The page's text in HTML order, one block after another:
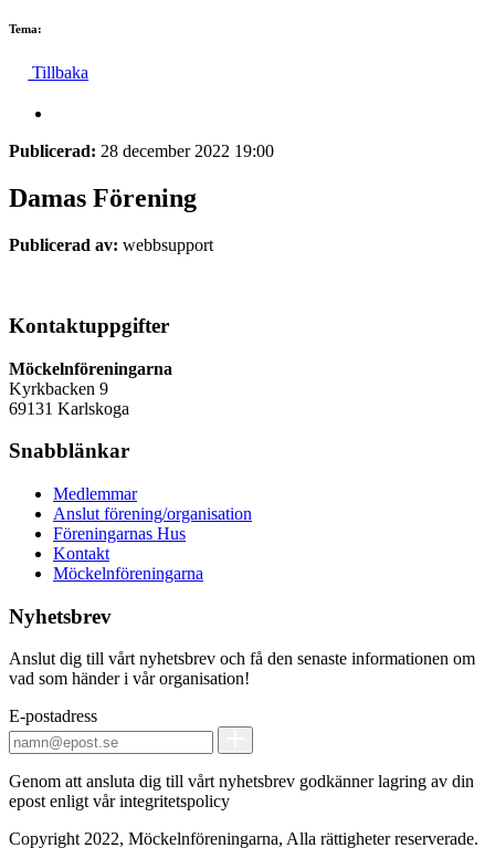
Tema:
Tillbaka
Publicerad: 28 december 2022 19:00
Damas Förening
Publicerad av: webbsupport
Kontaktuppgifter
Möckelnföreningarna
Kyrkbacken 9
69131 Karlskoga
Snabblänkar
Medlemmar
Anslut förening/organisation
Föreningarnas Hus
Kontakt
Möckelnföreningarna
Nyhetsbrev
Anslut dig till vårt nyhetsbrev och få den senaste informationen om
vad som händer i vår organisation!
E-postadress
Genom att ansluta dig till vårt nyhetsbrev godkänner lagring av din
epost enligt vår integritetspolicy
Copyright 2022, Möckelnföreningarna, Alla rättigheter reserverade.